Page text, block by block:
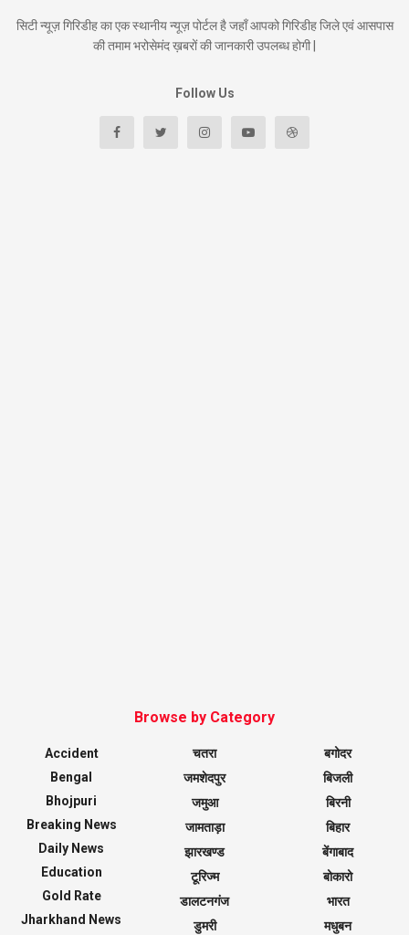
सिटी न्यूज़ गिरिडीह का एक स्थानीय न्यूज़ पोर्टल है जहाँ आपको गिरिडीह जिले एवं आसपास
की तमाम भरोसेमंद ख़बरों की जानकारी उपलब्ध होगी |
Follow Us
Browse by Category
Accident
Bengal
Bhojpuri
Breaking News
Daily News
Education
Gold Rate
Jharkhand News
चतरा
जमशेदपुर
जमुआ
जामताड़ा
झारखण्ड
टूरिज्म
डालटनगंज
डुमरी
बगोदर
बिजली
बिरनी
बिहार
बेंगाबाद
बोकारो
भारत
मधुबन